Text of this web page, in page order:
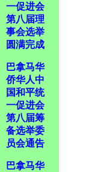
一促进会
第八届理
事会选举
圆满完成
巴拿马华
侨华人中
国和平统
一促进会
第八届筹
备选举委
员会通告
巴拿马华